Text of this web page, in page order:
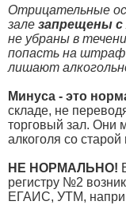
Отрицательные
зале запрещены с
не убраны в
попасть на штраф
лишают
Минуса - это
складе, не
торговый зал. Они
алкоголя со
НЕ НОРМАЛЬНО!
регистру №2
ЕГАИС, УТМ,